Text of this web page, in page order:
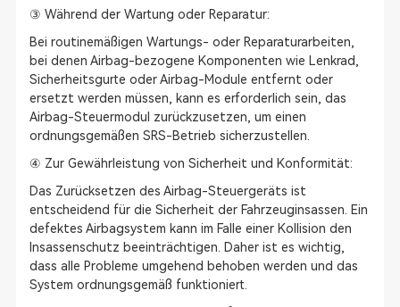
③ Während der Wartung oder Reparatur:
Bei routinemäßigen Wartungs- oder Reparaturarbeiten,
bei denen Airbag-bezogene Komponenten wie Lenkrad,
Sicherheitsgurte oder Airbag-Module entfernt oder
ersetzt werden müssen, kann es erforderlich sein, das
Airbag-Steuermodul zurückzusetzen, um einen
ordnungsgemäßen SRS-Betrieb sicherzustellen.
④ Zur Gewährleistung von Sicherheit und Konformität:
Das Zurücksetzen des Airbag-Steuergeräts ist
entscheidend für die Sicherheit der Fahrzeuginsassen. Ein
defektes Airbagsystem kann im Falle einer Kollision den
Insassenschutz beeinträchtigen. Daher ist es wichtig,
dass alle Probleme umgehend behoben werden und das
System ordnungsgemäß funktioniert.